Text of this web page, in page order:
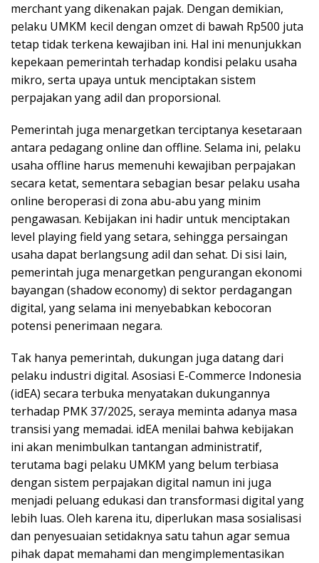
merchant yang dikenakan pajak. Dengan demikian,
pelaku UMKM kecil dengan omzet di bawah Rp500 juta
tetap tidak terkena kewajiban ini. Hal ini menunjukkan
kepekaan pemerintah terhadap kondisi pelaku usaha
mikro, serta upaya untuk menciptakan sistem
perpajakan yang adil dan proporsional.
Pemerintah juga menargetkan terciptanya kesetaraan
antara pedagang online dan offline. Selama ini, pelaku
usaha offline harus memenuhi kewajiban perpajakan
secara ketat, sementara sebagian besar pelaku usaha
online beroperasi di zona abu-abu yang minim
pengawasan. Kebijakan ini hadir untuk menciptakan
level playing field yang setara, sehingga persaingan
usaha dapat berlangsung adil dan sehat. Di sisi lain,
pemerintah juga menargetkan pengurangan ekonomi
bayangan (shadow economy) di sektor perdagangan
digital, yang selama ini menyebabkan kebocoran
potensi penerimaan negara.
Tak hanya pemerintah, dukungan juga datang dari
pelaku industri digital. Asosiasi E-Commerce Indonesia
(idEA) secara terbuka menyatakan dukungannya
terhadap PMK 37/2025, seraya meminta adanya masa
transisi yang memadai. idEA menilai bahwa kebijakan
ini akan menimbulkan tantangan administratif,
terutama bagi pelaku UMKM yang belum terbiasa
dengan sistem perpajakan digital namun ini juga
menjadi peluang edukasi dan transformasi digital yang
lebih luas. Oleh karena itu, diperlukan masa sosialisasi
dan penyesuaian setidaknya satu tahun agar semua
pihak dapat memahami dan mengimplementasikan